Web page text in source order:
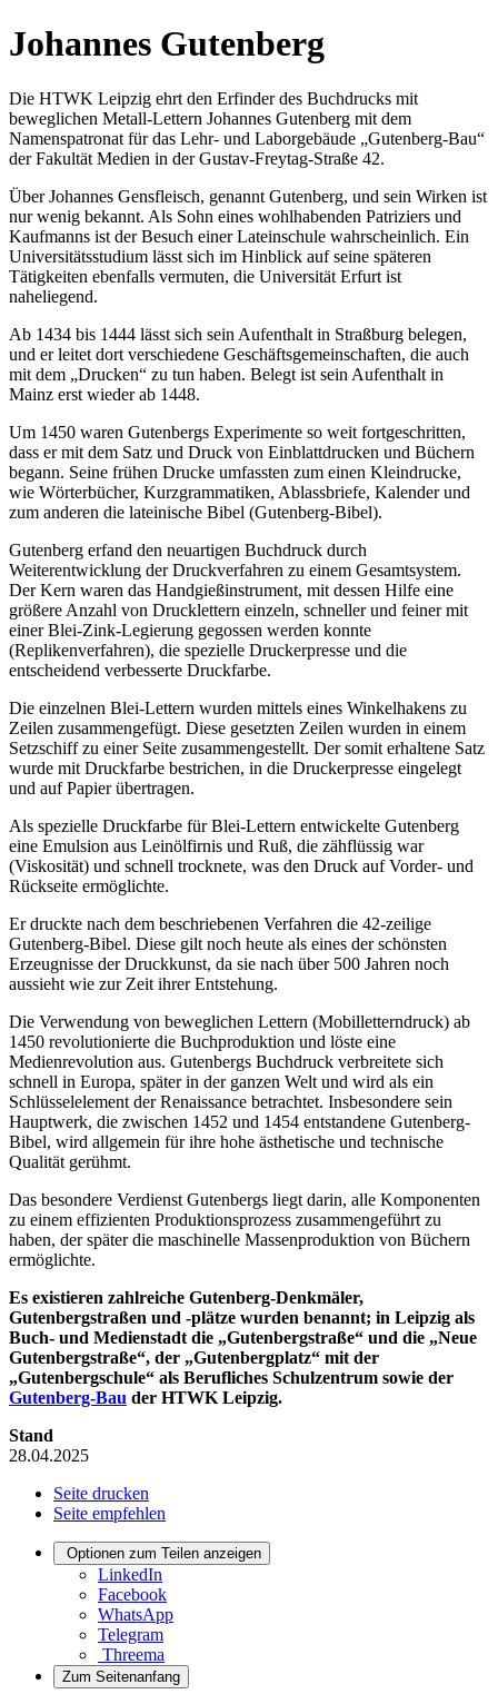
Johannes Gutenberg
Die HTWK Leipzig ehrt den Erfinder des Buchdrucks mit
beweglichen Metall-Lettern Johannes Gutenberg mit dem
Namenspatronat für das Lehr- und Laborgebäude „Gutenberg-Bau“
der Fakultät Medien in der Gustav-Freytag-Straße 42.
Über Johannes Gensfleisch, genannt Gutenberg, und sein Wirken ist
nur wenig bekannt. Als Sohn eines wohlhabenden Patriziers und
Kaufmanns ist der Besuch einer Lateinschule wahrscheinlich. Ein
Universitätsstudium lässt sich im Hinblick auf seine späteren
Tätigkeiten ebenfalls vermuten, die Universität Erfurt ist
naheliegend.
Ab 1434 bis 1444 lässt sich sein Aufenthalt in Straßburg belegen,
und er leitet dort verschiedene Geschäftsgemeinschaften, die auch
mit dem „Drucken“ zu tun haben. Belegt ist sein Aufenthalt in
Mainz erst wieder ab 1448.
Um 1450 waren Gutenbergs Experimente so weit fortgeschritten,
dass er mit dem Satz und Druck von Einblattdrucken und Büchern
begann. Seine frühen Drucke umfassten zum einen Kleindrucke,
wie Wörterbücher, Kurzgrammatiken, Ablassbriefe, Kalender und
zum anderen die lateinische Bibel (Gutenberg-Bibel).
Gutenberg erfand den neuartigen Buchdruck durch
Weiterentwicklung der Druckverfahren zu einem Gesamtsystem.
Der Kern waren das Handgießinstrument, mit dessen Hilfe eine
größere Anzahl von Drucklettern einzeln, schneller und feiner mit
einer Blei-Zink-Legierung gegossen werden konnte
(Replikenverfahren), die spezielle Druckerpresse und die
entscheidend verbesserte Druckfarbe.
Die einzelnen Blei-Lettern wurden mittels eines Winkelhakens zu
Zeilen zusammengefügt. Diese gesetzten Zeilen wurden in einem
Setzschiff zu einer Seite zusammengestellt. Der somit erhaltene Satz
wurde mit Druckfarbe bestrichen, in die Druckerpresse eingelegt
und auf Papier übertragen.
Als spezielle Druckfarbe für Blei-Lettern entwickelte Gutenberg
eine Emulsion aus Leinölfirnis und Ruß, die zähflüssig war
(Viskosität) und schnell trocknete, was den Druck auf Vorder- und
Rückseite ermöglichte.
Er druckte nach dem beschriebenen Verfahren die 42-zeilige
Gutenberg-Bibel. Diese gilt noch heute als eines der schönsten
Erzeugnisse der Druckkunst, da sie nach über 500 Jahren noch
aussieht wie zur Zeit ihrer Entstehung.
Die Verwendung von beweglichen Lettern (Mobilletterndruck) ab
1450 revolutionierte die Buchproduktion und löste eine
Medienrevolution aus. Gutenbergs Buchdruck verbreitete sich
schnell in Europa, später in der ganzen Welt und wird als ein
Schlüsselelement der Renaissance betrachtet. Insbesondere sein
Hauptwerk, die zwischen 1452 und 1454 entstandene Gutenberg-
Bibel, wird allgemein für ihre hohe ästhetische und technische
Qualität gerühmt.
Das besondere Verdienst Gutenbergs liegt darin, alle Komponenten
zu einem effizienten Produktionsprozess zusammengeführt zu
haben, der später die maschinelle Massenproduktion von Büchern
ermöglichte.
Es existieren zahlreiche Gutenberg-Denkmäler,
Gutenbergstraßen und -plätze wurden benannt; in Leipzig als
Buch- und Medienstadt die „Gutenbergstraße“ und die „Neue
Gutenbergstraße“, der „Gutenbergplatz“ mit der
„Gutenbergschule“ als Berufliches Schulzentrum sowie der
Gutenberg-Bau der HTWK Leipzig.
Stand
28.04.2025
Seite drucken
Seite empfehlen
Optionen zum Teilen anzeigen
LinkedIn
Facebook
WhatsApp
Telegram
Threema
Zum Seitenanfang